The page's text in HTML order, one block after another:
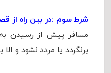
شرط سوم :در بین راه از
مسافر پیش از رسیدن
برنگردد یا مردد نشود و الا